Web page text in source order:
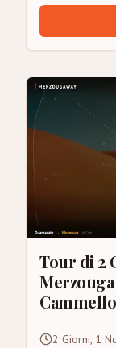
Tour di 2
Cammello
2 Giorni, 1